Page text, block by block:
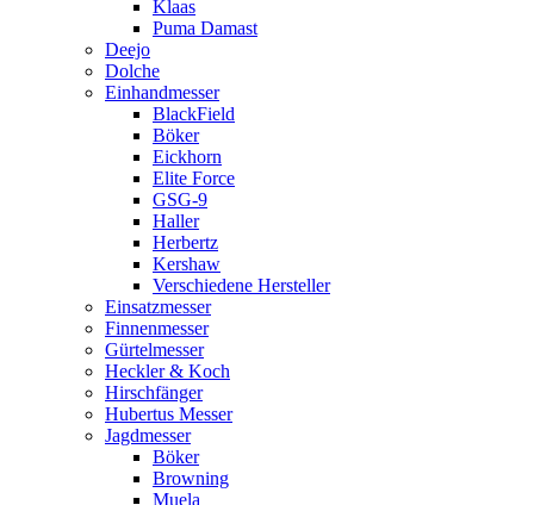
Klaas
Puma Damast
Deejo
Dolche
Einhandmesser
BlackField
Böker
Eickhorn
Elite Force
GSG-9
Haller
Herbertz
Kershaw
Verschiedene Hersteller
Einsatzmesser
Finnenmesser
Gürtelmesser
Heckler & Koch
Hirschfänger
Hubertus Messer
Jagdmesser
Böker
Browning
Muela